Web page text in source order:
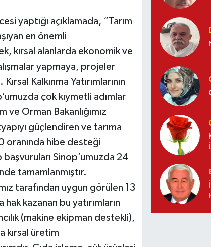
yaptığı açıklamada, “Tarım
en önemli
kırsal alanlarda ekonomik ve
yapmaya, projeler
Kalkınma Yatırımlarının
çok kıymetli adımlar
Orman Bakanlığımız
güçlendiren ve tarıma
oranında hibe desteği
Sinop’umuzda 24
tamamlanmıştır.
tarafından uygun görülen 13
kazanan bu yatırımların
(makine ekipman destekli),
kırsal üretim